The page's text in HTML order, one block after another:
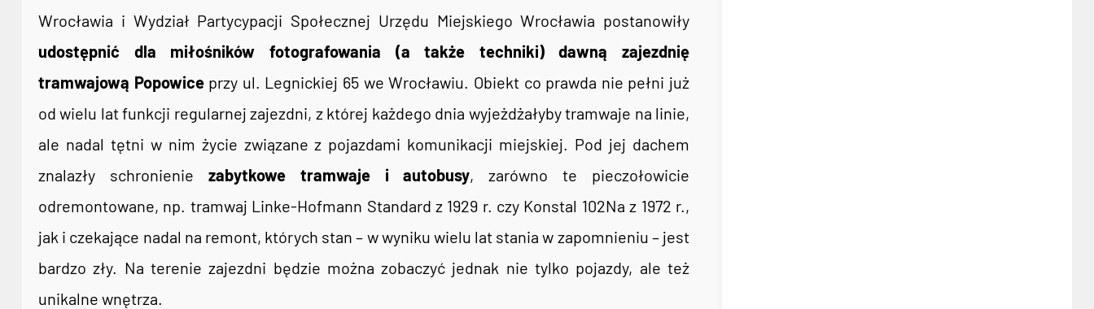
Wrocławia i Wydział Partycypacji Społecznej Urzędu Miejskiego Wrocławia postanowiły
udostępnić dla miłośników fotografowania (a także techniki) dawną zajezdnię
tramwajową Popowiceprzy ul. Legnickiej 65 we Wrocławiu. Obiekt co prawda nie pełni już
od wielu lat funkcji regularnej zajezdni, z której każdego dnia wyjeżdżałyby tramwaje na linie,
ale nadal tętni w nim życie związane z pojazdami komunikacji miejskiej. Pod jej dachem
znalazły schronienie zabytkowe tramwaje i autobusy, zarówno te pieczołowicie
odremontowane, np. tramwaj Linke-Hofmann Standard z 1929 r. czy Konstal 102Na z 1972 r.,
jak i czekające nadal na remont, których stan – w wyniku wielu lat stania w zapomnieniu – jest
bardzo zły. Na terenie zajezdni będzie można zobaczyć jednak nie tylko pojazdy, ale też
unikalne wnętrza.